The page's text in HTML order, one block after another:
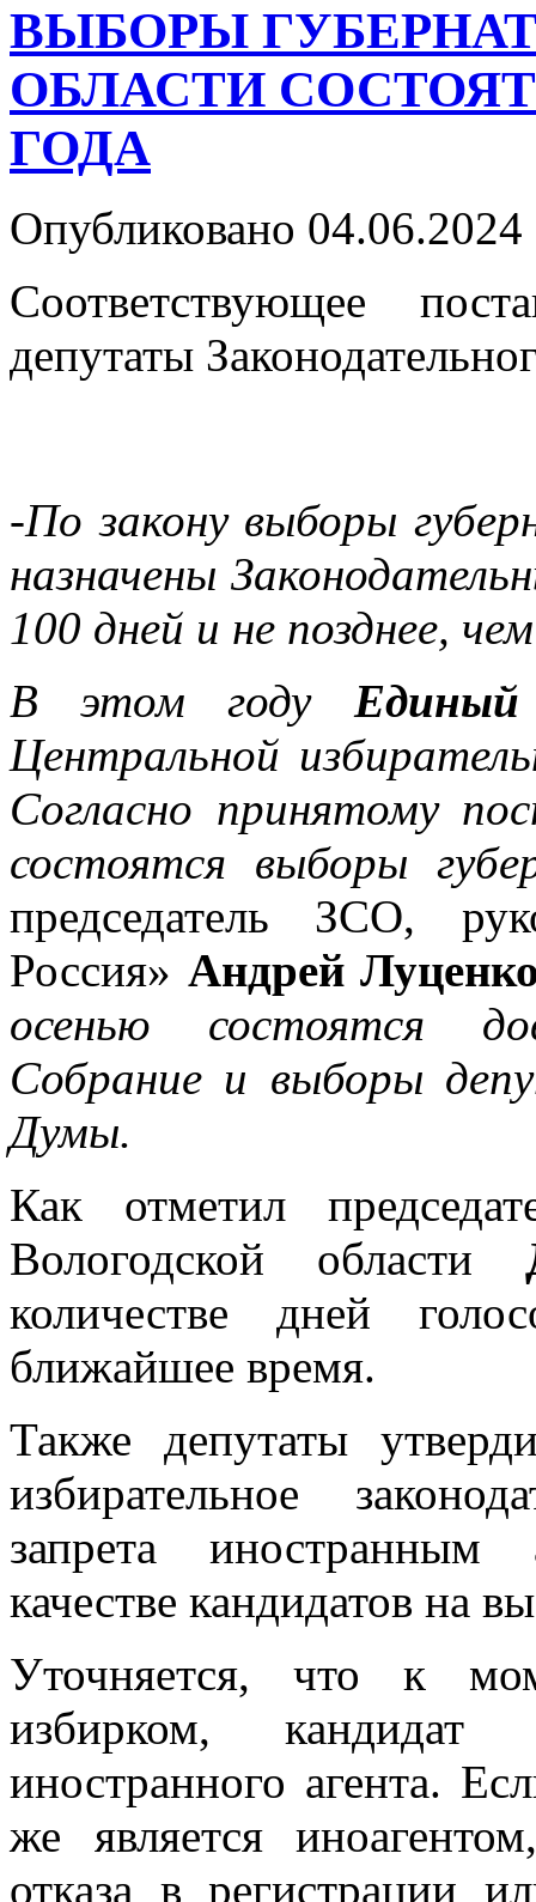
ВЫБОРЫ
ОБЛАСТИ
ГОДА
Опубликовано
Соответствующее
депутаты
-По закону выборы
назначены
100 дней и не позднее,
В этом году Единый
Центральной
Согласно принятому
состоятся выборы
председатель ЗСО,
Россия» Андрей
осенью состоятся
Собрание и выборы
Думы.
Как отметил
Вологодской области
количестве дней
ближайшее время.
Также депутаты
избирательное
запрета иностранным
качестве кандидатов на
Уточняется, что к
избирком, кандидат
иностранного агента.
же является
отказа в регистрации